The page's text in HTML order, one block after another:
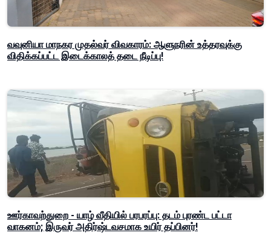
வவுனியா மாநகர முதல்வர் விவகாரம்: ஆளுநரின் உத்தரவுக்கு
விதிக்கப்பட்ட இடைக்காலத் தடை நீடிப்பு!
ஊர்காவற்துறை - யாழ் வீதியில் பரபரப்பு: தடம் புரண்ட பட்டா
வாகனம்; இருவர் அதிர்ஷ்டவசமாக உயிர் தப்பினர்!